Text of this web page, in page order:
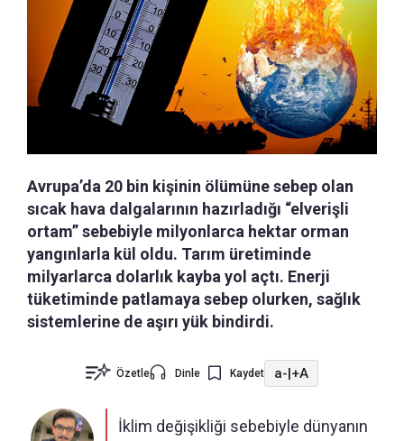
Avrupa’da 20 bin kişinin ölümüne sebep olan
sıcak hava dalgalarının hazırladığı “elverişli
ortam” sebebiyle milyonlarca hektar orman
yangınlarla kül oldu. Tarım üretiminde
milyarlarca dolarlık kayba yol açtı. Enerji
tüketiminde patlamaya sebep olurken, sağlık
sistemlerine de aşırı yük bindirdi.
Özetle Dinle Kaydet a-|+A
İklim değişikliği sebebiyle dünyanın